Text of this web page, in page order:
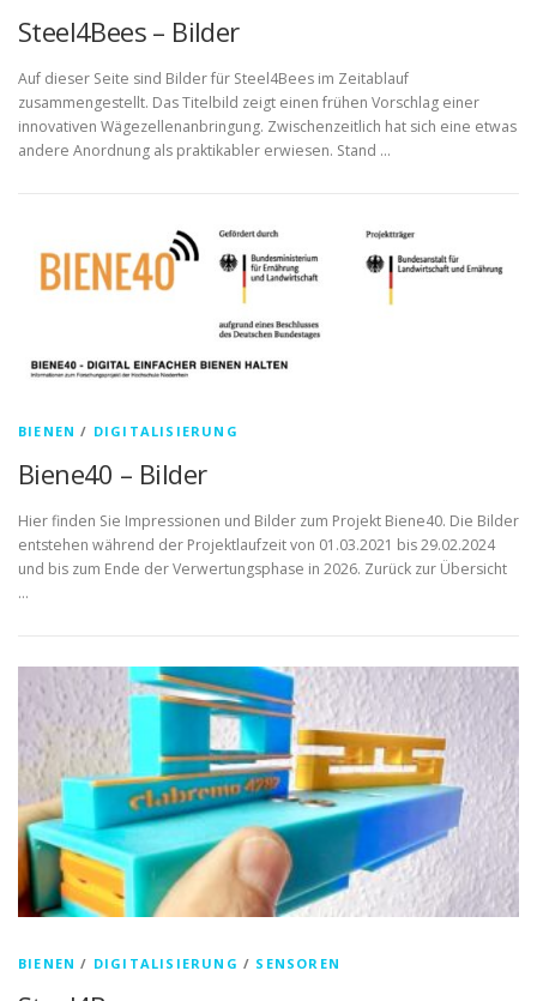
Steel4Bees – Bilder
Auf dieser Seite sind Bilder für Steel4Bees im Zeitablauf
zusammengestellt. Das Titelbild zeigt einen frühen Vorschlag einer
innovativen Wägezellenanbringung. Zwischenzeitlich hat sich eine etwas
andere Anordnung als praktikabler erwiesen. Stand …
BIENEN / DIGITALISIERUNG
Biene40 – Bilder
Hier finden Sie Impressionen und Bilder zum Projekt Biene40. Die Bilder
entstehen während der Projektlaufzeit von 01.03.2021 bis 29.02.2024
und bis zum Ende der Verwertungsphase in 2026. Zurück zur Übersicht
…
BIENEN / DIGITALISIERUNG / SENSOREN